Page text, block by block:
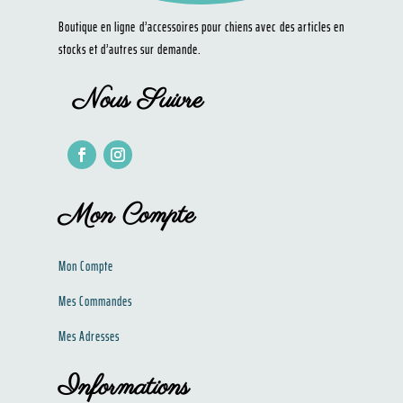
Boutique en ligne d’accessoires pour chiens avec des articles en
stocks et d’autres sur demande.
Nous Suivre
Mon Compte
Mon Compte
Mes Commandes
Mes Adresses
Informations